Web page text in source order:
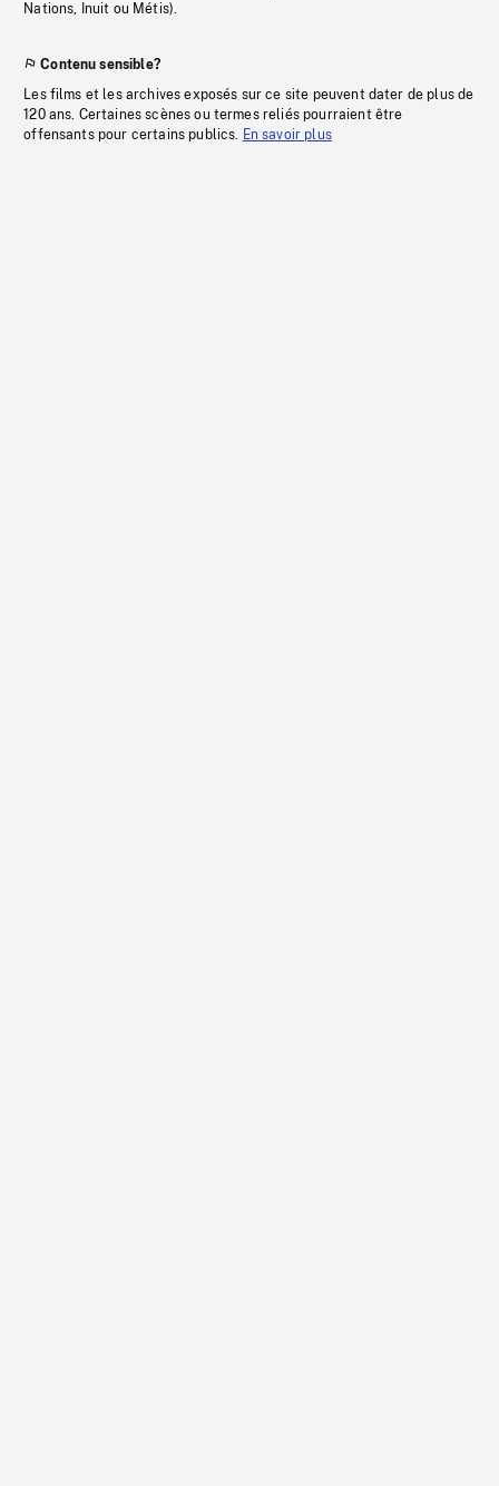
Nations, Inuit ou Métis).
Contenu sensible?
Les films et les archives exposés sur ce site peuvent dater de plus de
120 ans. Certaines scènes ou termes reliés pourraient être
offensants pour certains publics. En savoir plus